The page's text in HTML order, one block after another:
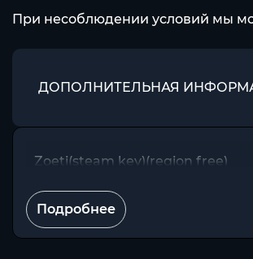
При несоблюдении условий мы
ДОПОЛНИТЕЛЬНАЯ
Zoeti(steam key)(region free)
Подробнее